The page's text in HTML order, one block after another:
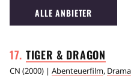
ALLE ANBIETER
TIGER & DRAGON
CN (2000) | Abenteuerfilm, Drama